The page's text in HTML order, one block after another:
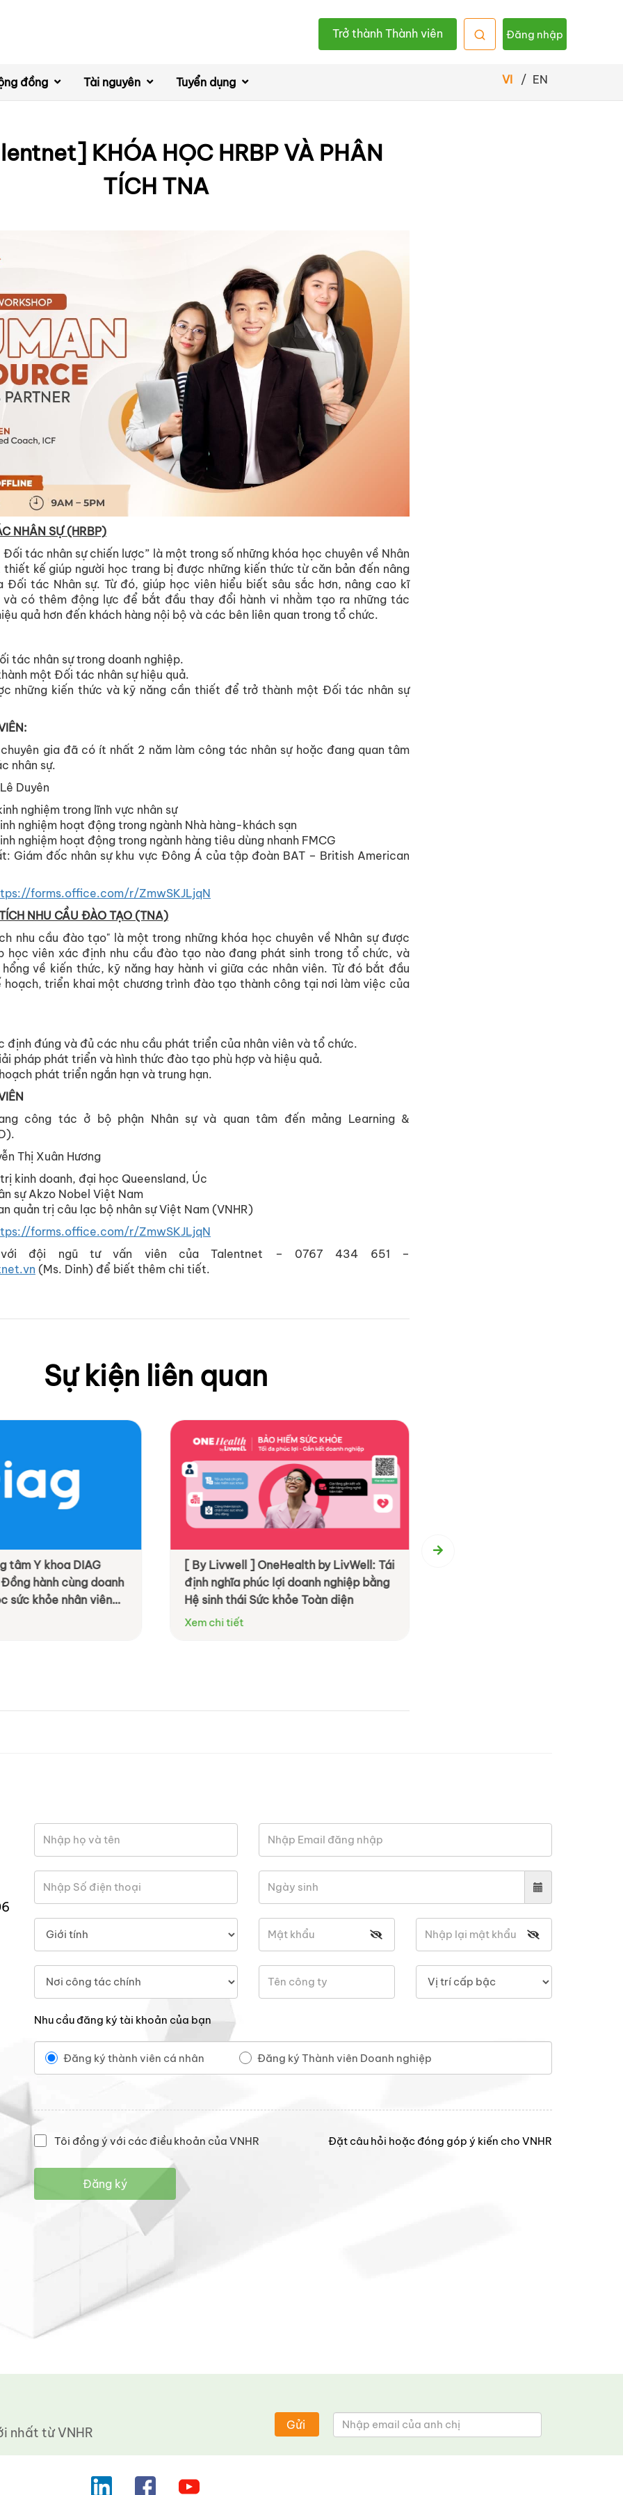
Trở thành Thành viên Đăng nhập
đồng Tài nguyên Tuyển dụng VI / EN
KHÓA HỌC HRBP VÀ PHÂN
TÍCH TNA
NHÂN SỰ (HRBP)
Đối tác nhân sự chiến lược” là một trong số những khóa học chuyên về Nhân
kế giúp người học trang bị được những kiến thức từ căn bản đến nâng
Đối tác Nhân sự. Từ đó, giúp học viên hiểu biết sâu sắc hơn, nâng cao kĩ
và có thêm động lực để bắt đầu thay đổi hành vi nhằm tạo ra những tác
quả hơn đến khách hàng nội bộ và các bên liên quan trong tổ chức.
tác nhân sự trong doanh nghiệp.
một Đối tác nhân sự hiệu quả.
những kiến thức và kỹ năng cần thiết để trở thành một Đối tác nhân sự
gia đã có ít nhất 2 năm làm công tác nhân sự hoặc đang quan tâm
nhân sự.
Duyên
nghiệm trong lĩnh vực nhân sự
nghiệm hoạt động trong ngành Nhà hàng-khách sạn
nghiệm hoạt động trong ngành hàng tiêu dùng nhanh FMCG
Giám đốc nhân sự khu vực Đông Á của tập đoàn BAT – British American
forms.office.com/r/ZmwSKJLjqN
NHU CẦU ĐÀO TẠO (TNA)
nhu cầu đào tạo" là một trong những khóa học chuyên về Nhân sự được
học viên xác định nhu cầu đào tạo nào đang phát sinh trong tổ chức, và
về kiến thức, kỹ năng hay hành vi giữa các nhân viên. Từ đó bắt đầu
hoạch, triển khai một chương trình đào tạo thành công tại nơi làm việc của
định đúng và đủ các nhu cầu phát triển của nhân viên và tổ chức.
pháp phát triển và hình thức đào tạo phù hợp và hiệu quả.
phát triển ngắn hạn và trung hạn.
công tác ở bộ phận Nhân sự và quan tâm đến mảng Learning &
Thị Xuân Hương
kinh doanh, đại học Queensland, Úc
sự Akzo Nobel Việt Nam
quản trị câu lạc bộ nhân sự Việt Nam (VNHR)
forms.office.com/r/ZmwSKJLjqN
đội ngũ tư vấn viên của Talentnet – 0767 434 651 –
(Ms. Dinh) để biết thêm chi tiết.
Sự kiện liên quan
tâm Y khoa DIAG
hành cùng doanh
sức khỏe nhân viên
quả hơn
[ By Livwell ] OneHealth by LivWell: Tái
định nghĩa phúc lợi doanh nghiệp bằng
Hệ sinh thái Sức khỏe Toàn diện
Xem chi tiết
Nhu cầu đăng ký tài khoản của bạn
Đăng ký thành viên cá nhân Đăng ký Thành viên Doanh nghiệp
Tôi đồng ý với các điều khoản của VNHR Đặt câu hỏi hoặc đóng góp ý kiến cho VNHR
Đăng ký
nhất từ ​​VNHR Gửi